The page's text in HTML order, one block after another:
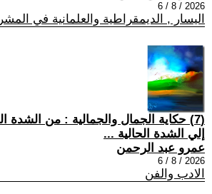
2026 / 8 / 6
اليسار , الديمقراطية والعلمانية في
(7) حكاية الجمال والجمالية : من الشدة
إلي الشدة الحالية ...
عمرو عبد الرحمن
2026 / 8 / 6
الادب والفن